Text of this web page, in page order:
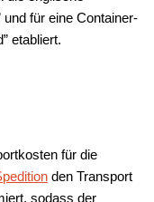
und für eine Container-
etabliert.
für die
den Transport
sodass der